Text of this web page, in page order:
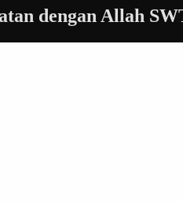
dengan Allah